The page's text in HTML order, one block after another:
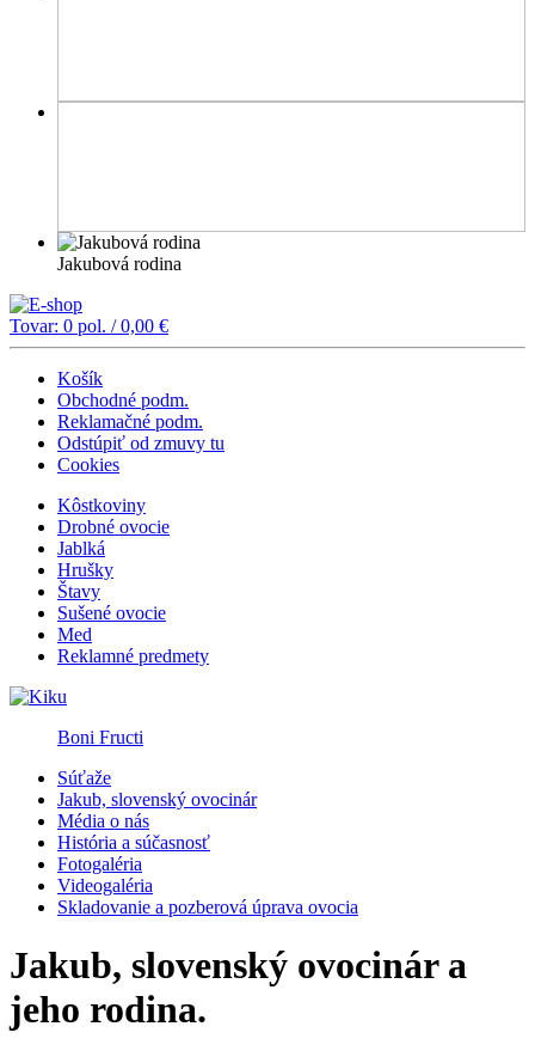
Jakubová rodina
Tovar: 0 pol. /0,00 €
Košík
Obchodné podm.
Reklamačné podm.
Odstúpiť od zmuvy tu
Cookies
Kôstkoviny
Drobné ovocie
Jablká
Hrušky
Štavy
Sušené ovocie
Med
Reklamné predmety
Boni Fructi
Súťaže
Jakub, slovenský ovocinár
Média o nás
História a súčasnosť
Fotogaléria
Videogaléria
Skladovanie a pozberová úprava ovocia
Jakub, slovenský ovocinár a
jeho rodina.